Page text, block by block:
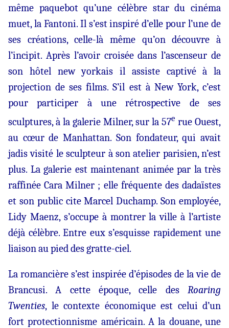
même paquebot qu’une célèbre star du cinéma
muet, la Fantoni. Il s’est inspiré d’elle pour l’une de
ses créations, celle-là même qu’on découvre à
l’incipit. Après l’avoir croisée dans l’ascenseur de
son hôtel new yorkais il assiste captivé à la
projection de ses films. S’il est à New York, c’est
pour participer à une rétrospective de ses
sculptures, à la galerie Milner, sur la 57e rue Ouest,
au cœur de Manhattan. Son fondateur, qui avait
jadis visité le sculpteur à son atelier parisien, n’est
plus. La galerie est maintenant animée par la très
raffinée Cara Milner ; elle fréquente des dadaïstes
et son public cite Marcel Duchamp. Son employée,
Lidy Maenz, s’occupe à montrer la ville à l’artiste
déjà célèbre. Entre eux s’esquisse rapidement une
liaison au pied des gratte-ciel.
La romancière s’est inspirée d’épisodes de la vie de
Brancusi. A cette époque, celle des Roaring
Twenties, le contexte économique est celui d’un
fort protectionnisme américain. A la douane, une